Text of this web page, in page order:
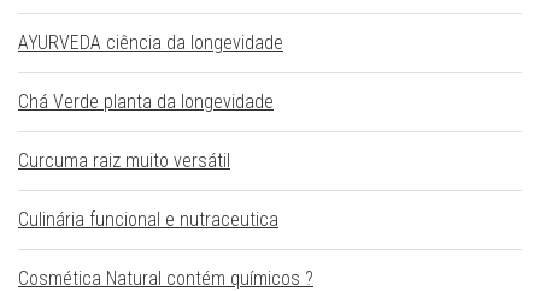
AYURVEDA ciência da longevidade
Chá Verde planta da longevidade
Curcuma raiz muito versátil
Culinária funcional e nutraceutica
Cosmética Natural contém químicos ?